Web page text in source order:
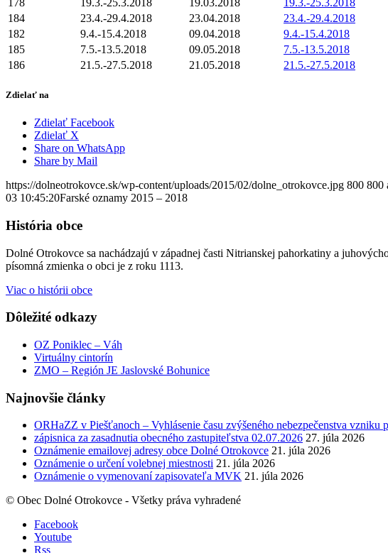
184
23.4.-29.4.2018 23.04.2018
23.4.-29.4.2018
182
9.4.-15.4.2018 09.04.2018
9.4.-15.4.2018
185
7.5.-13.5.2018 09.05.2018
7.5.-13.5.2018
186
21.5.-27.5.2018 21.05.2018 21.5.-27.5.2018
Zdielať na
Zdielať Facebook
Zdielať X
Share on WhatsApp
Share by Mail
https://dolneotrokovce.sk/wp-content/uploads/2015/02/dolne_otrokovce.jpg 800 800
03 10:45:20Farské oznamy 2015 – 2018
História obce
Dolné Otrokovce sa nachádzajú v západnej časti Nitrianskej pahorkatiny a
písomná zmienka o obci je z roku 1113.
Viac o histórii obce
Dôležité odkazy
OZ Poniklec – Váh
Virtuálny cintorín
ZMO – Región JE Jaslovské Bohunice
Najnovšie články
ORHaZZ v Piešťanoch – Vyhlásenie času zvýšeného nebezpečenstva vzniku
zápisnica za zasadnutia obecného zastupiteľstva 02.07.2026 27. júla 2026
Oznámenie emailovej adresy obce Dolné Otrokovce 21. júla 2026
Oznámenie o určení volebnej miestnosti 21. júla 2026
Oznámenie o vymenovaní zapisovateľa MVK 21. júla 2026
© Obec Dolné Otrokovce - Všetky práva vyhradené
Facebook
Youtube
Rss